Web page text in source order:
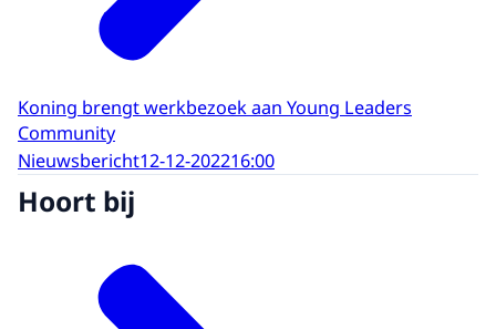
Koning brengt werkbezoek aan Young Leaders
Community
Nieuwsbericht12-12-202216:00
Hoort bij